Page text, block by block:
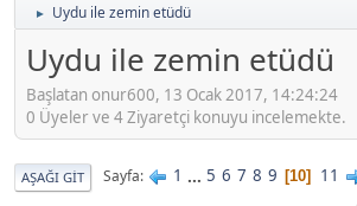
► Uydu ile zemin etüdü
Uydu ile zemin etüdü
Başlatan onur600, 13 Ocak 2017, 14:24:24
0 Üyeler ve 4 Ziyaretçi konuyu incelemekte.
AŞAĞI GIT Sayfa 1 ... 5 6 7 8 9 10 11